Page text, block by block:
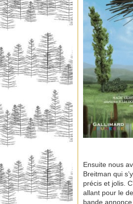
Ensuite nous
Breitman qui
précis et jolis.
allant pour le
bande